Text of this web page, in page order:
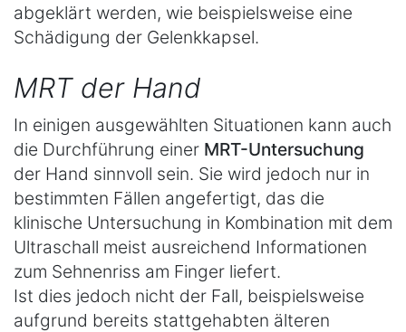
abgeklärt werden, wie beispielsweise eine
Schädigung der Gelenkkapsel.
MRT der Hand
In einigen ausgewählten Situationen kann auch
die Durchführung einer MRT-Untersuchung
der Hand sinnvoll sein. Sie wird jedoch nur in
bestimmten Fällen angefertigt, das die
klinische Untersuchung in Kombination mit dem
Ultraschall meist ausreichend Informationen
zum Sehnenriss am Finger liefert.
Ist dies jedoch nicht der Fall, beispielsweise
aufgrund bereits stattgehabten älteren